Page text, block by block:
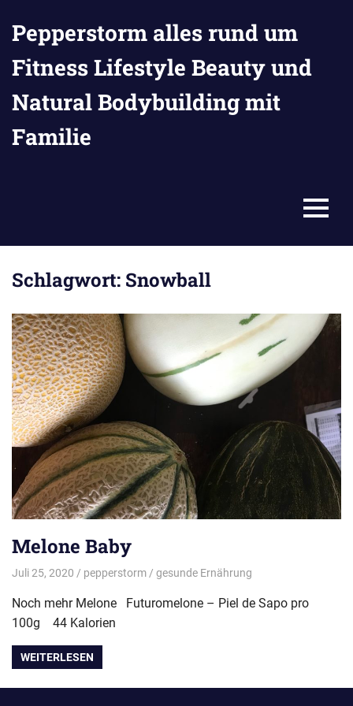
Inhalt
springen
Pepperstorm alles rund um
Fitness Lifestyle Beauty und
Natural Bodybuilding mit
Familie
MENU
Schlagwort: Snowball
Melone Baby
Juli 25, 2020 pepperstorm gesunde Ernährung
Noch mehr Melone Futuromelone – Piel de Sapo pro
100g 44 Kalorien
WEITERLESEN